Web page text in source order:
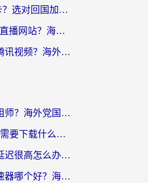
国外看芒果tv总卡？选对回国加速器，轻松追《浪姐》不费劲
在国外怎么看nba直播网站？海外党专属体育观赛指南，告别地区限制！
国外怎么看手机腾讯视频？海外党亲测有效的追剧加速器选择指南
德国怎么玩最强祖师？海外党国服游戏加速器选择全攻略（附宝可梦Online实测）
在国外玩QQ飞车需要下载什么加速器呢？海外党亲测有效的国服游戏加速指南
雪糕工厂国外玩延迟很高怎么办？海外玩家国服游戏加速终极攻略（附实测推荐）
打江南百景图加速器哪个好？海外党踩坑N次后，终于找到不卡的秘诀